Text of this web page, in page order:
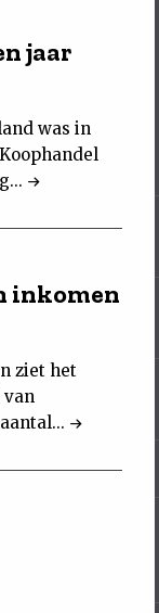
jaar
was in
inkomen
ziet het
van